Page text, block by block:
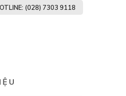
(028) 7303 9118